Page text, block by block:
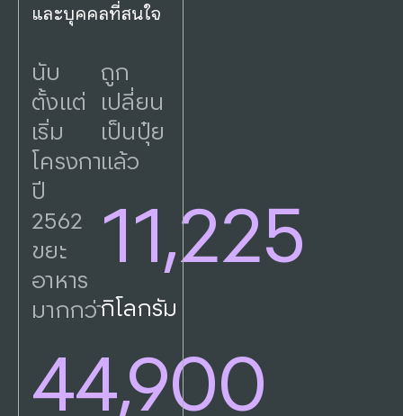
และบุคคลที่สนใจ
นับ
ตั้งแต่
เริ่ม
โครงการ
ปี
2562
ขยะ
อาหาร
มากกว่า
44,900
ถูก
เปลี่ยน
เป็นปุ๋ย
แล้ว
11,225
กิโลกรัม